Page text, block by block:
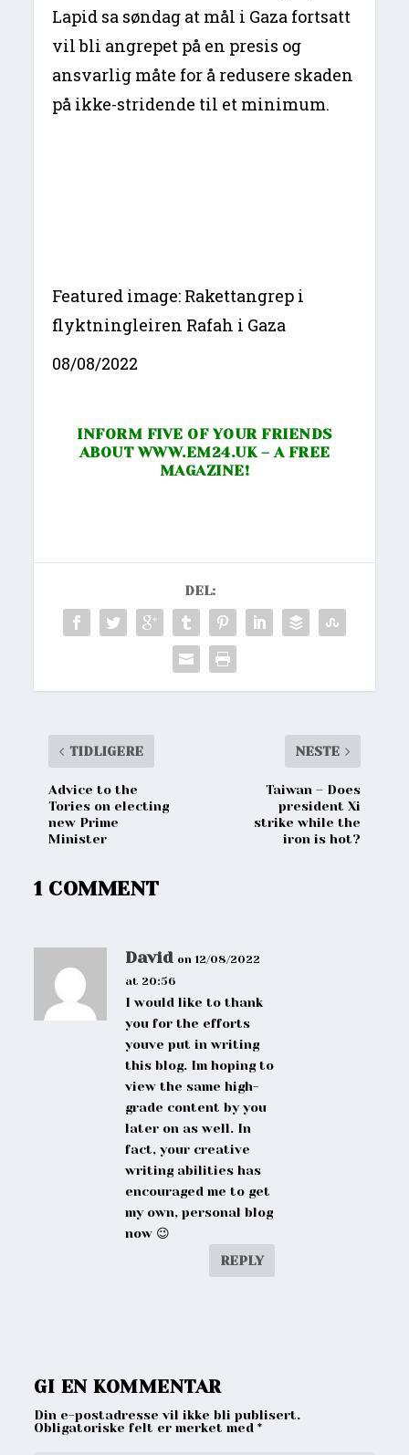
Lapid sa søndag at mål i Gaza fortsatt
vil bli angrepet på en presis og
ansvarlig måte for å redusere skaden
på ikke-stridende til et minimum.
Featured image: Rakettangrep i
flyktningleiren Rafah i Gaza
08/08/2022
INFORM FIVE OF YOUR FRIENDS
ABOUTWWW.EM24.UK– A FREE
MAGAZINE!
DEL:
TIDLIGERE
Advice to the
Tories on electing
new Prime
Minister
NESTE
Taiwan – Does
president Xi
strike while the
iron is hot?
1 COMMENT
David on 12/08/2022
at 20:56
I would like to thank
you for the efforts
youve put in writing
this blog. Im hoping to
view the same high-
grade content by you
later on as well. In
fact, your creative
writing abilities has
encouraged me to get
my own, personal blog
now 😉
REPLY
GI EN KOMMENTAR
Din e-postadresse vil ikke bli publisert.
Obligatoriske felt er merket med*